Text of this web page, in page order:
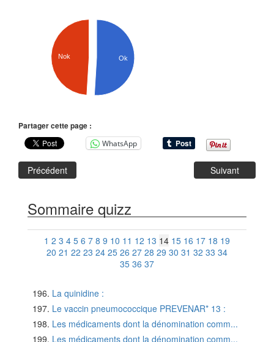
Nok Ok
Partager cette page :
WhatsApp
Précédent Suivant
Sommaire quizz
1 2 3 4 5 6 7 8 9 10 11 12 13 14 15 16 17 18 19
20 21 22 23 24 25 26 27 28 29 30 31 32 33 34
35 36 37
La quinidine :
Le vaccin pneumococcique PREVENAR* 13 :
Les médicaments dont la dénomination comm...
Les médicaments dont la dénomination comm...